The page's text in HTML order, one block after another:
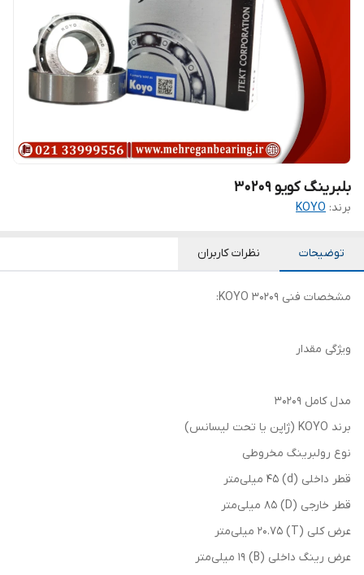
بلبرینگ کویو 30209
برند: KOYO
توضیحات نظرات کاربران
مشخصات فنی 30209 KOYO:
ویژگی مقدار
مدل کامل 30209
برند KOYO (ژاپن یا تحت لیسانس)
نوع رولبرینگ مخروطی
قطر داخلی (d) 45 میلی‌متر
قطر خارجی (D) 85 میلی‌متر
عرض کلی (T) 20.75 میلی‌متر
عرض رینگ داخلی (B) 19 میلی‌متر